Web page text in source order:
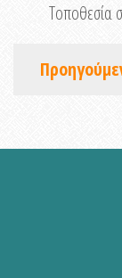
Τοποθεσία